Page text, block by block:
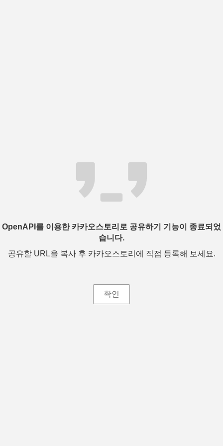
OpenAPI를 이용한 카카오스토리로 공유하기 기능이 종료되었
습니다.
공유할 URL을 복사 후 카카오스토리에 직접 등록해 보세요.
확인